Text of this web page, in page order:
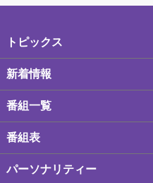
トピックス
新着情報
番組一覧
番組表
パーソナリティー